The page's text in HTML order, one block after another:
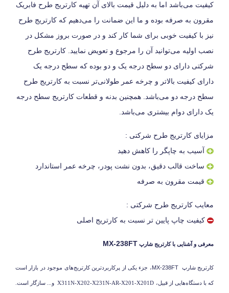
کیفیت می‌باشد اما به دلیل قیمت بالای آن تهیه کارتریج طرح فابریک
مقرون به صرفه بوده و ما این ضمانت را می‌دهیم که کارتریج طرح
نیز با کیفیت خوبی برای شما کار کند و در صورت بروز مشکل در
نصب اولیه می‌توانید آن را مرجوع و تعویض نمایید. کارتریج طرح
شرکتی دارای دو سطح درجه یک و دو بوده که سطح درجه یک
دارای کیفیت بالاتر و چرخه عمر طولانی‌تر نسبت به کارتریج طرح
سطح درجه دو می‌باشد. همچنین بدنه و قطعات کارتریج سطح درجه
یک دارای دوام بیشتری می‌باشد.
مزایای کارتریج طرح شرکتی :
آسیب به چاپگر را کاهش دهید
ساخت قالب دقیق، بدون نشت پودر، چرخه عمر استاندارد
قیمت مقرون به صرفه
معایب کارتریج طرح شرکتی :
کیفیت چاپ پایین تر نسبت به کارتریج اصلی
معرفی و آشنایی با کارتریج شارپ MX-238FT
کارتریج شارپ MX-238FT، جزء یکی از پرکاربردترین کارتریج‌های موجود در بازار است
که با دستگاه‌هایی از قبیل، X311N-X202-X231N-AR-X201-X201D و... سازگار است.